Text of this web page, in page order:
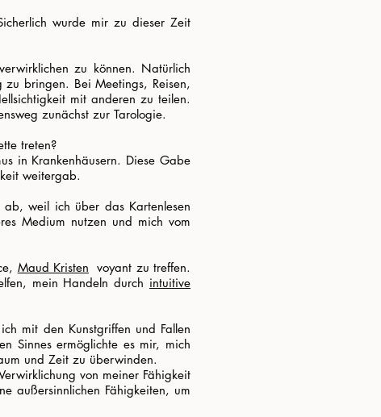
wurde mir zu dieser Zeit
zu können. Natürlich
zu bringen. Bei Meetings, Reisen,
mit anderen zu teilen.
zunächst zur Tarologie.
treten?
in Krankenhäusern. Diese Gabe
weitergab.
weil ich über das Kartenlesen
Medium nutzen und mich vom
Maud Kristen voyant zu treffen.
mein Handeln durch intuitive
mit den Kunstgriffen und Fallen
Sinnes ermöglichte es mir, mich
und Zeit zu überwinden.
von meiner Fähigkeit
außersinnlichen Fähigkeiten, um